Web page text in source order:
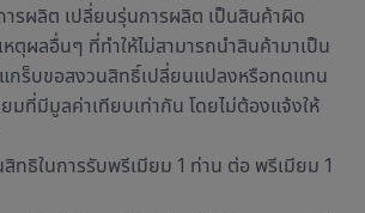
ารผลิต เปลี่ยนรุ่นการผลิต เป็นสินค้าผิด
ตุผลอื่นๆ ที่ทำให้ไม่สามารถนำสินค้ามาเป็น
แกร็บขอสงวนสิทธิ์เปลี่ยนแปลงหรือทดแทน
มที่มีมูลค่าเทียบเท่ากัน โดยไม่ต้องแจ้งให้
ทธิในการรับพรีเมียม 1 ท่าน ต่อ พรีเมียม 1